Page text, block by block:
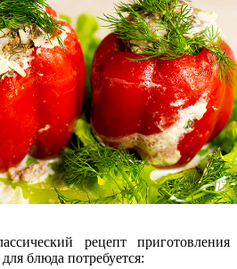
рецепт приготовления
блюда потребуется: